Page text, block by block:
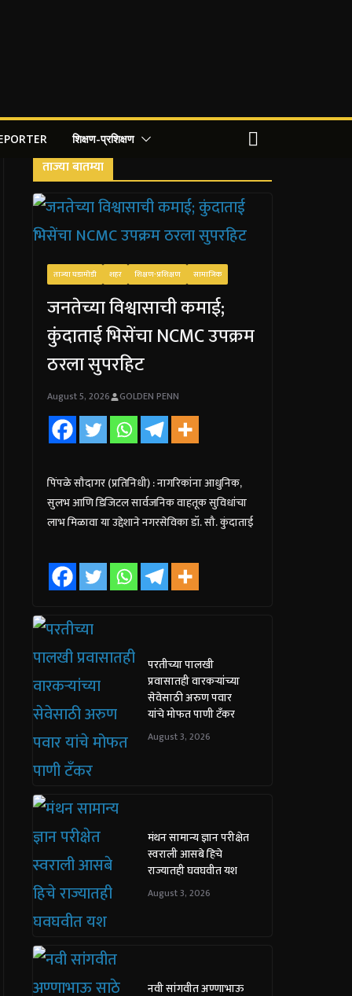
शिक्षण-प्रशिक्षण
ताज्या बातम्या
ताज्या घडामोडी शहर शिक्षण-प्रशिक्षण सामाजिक
जनतेच्या विश्वासाची कमाई;
कुंदाताई भिसेंचा NCMC उपक्रम
ठरला सुपरहिट
August 5, 2026 GOLDEN PENN
पिंपळे सौदागर (प्रतिनिधी) : नागरिकांना आधुनिक,
सुलभ आणि डिजिटल सार्वजनिक वाहतूक सुविधांचा
लाभ मिळावा या उद्देशाने नगरसेविका डॉ. सौ. कुंदाताई
परतीच्या पालखी
प्रवासातही वारकऱ्यांच्या
सेवेसाठी अरुण पवार
यांचे मोफत पाणी टँकर
August 3, 2026
मंथन सामान्य ज्ञान परीक्षेत
स्वराली आसबे हिचे
राज्यातही घवघवीत यश
August 3, 2026
नवी सांगवीत अण्णाभाऊ